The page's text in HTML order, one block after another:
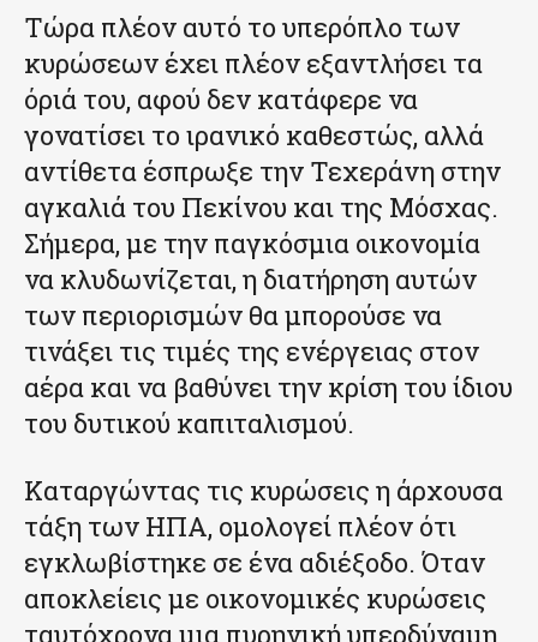
Τώρα πλέον αυτό το υπερόπλο των
κυρώσεων έχει πλέον εξαντλήσει τα
όριά του, αφού δεν κατάφερε να
γονατίσει το ιρανικό καθεστώς, αλλά
αντίθετα έσπρωξε την Τεχεράνη στην
αγκαλιά του Πεκίνου και της Μόσχας.
Σήμερα, με την παγκόσμια οικονομία
να κλυδωνίζεται, η διατήρηση αυτών
των περιορισμών θα μπορούσε να
τινάξει τις τιμές της ενέργειας στον
αέρα και να βαθύνει την κρίση του ίδιου
του δυτικού καπιταλισμού.
Καταργώντας τις κυρώσεις η άρχουσα
τάξη των ΗΠΑ, ομολογεί πλέον ότι
εγκλωβίστηκε σε ένα αδιέξοδο. Όταν
αποκλείεις με οικονομικές κυρώσεις
ταυτόχρονα μια πυρηνική υπερδύναμη